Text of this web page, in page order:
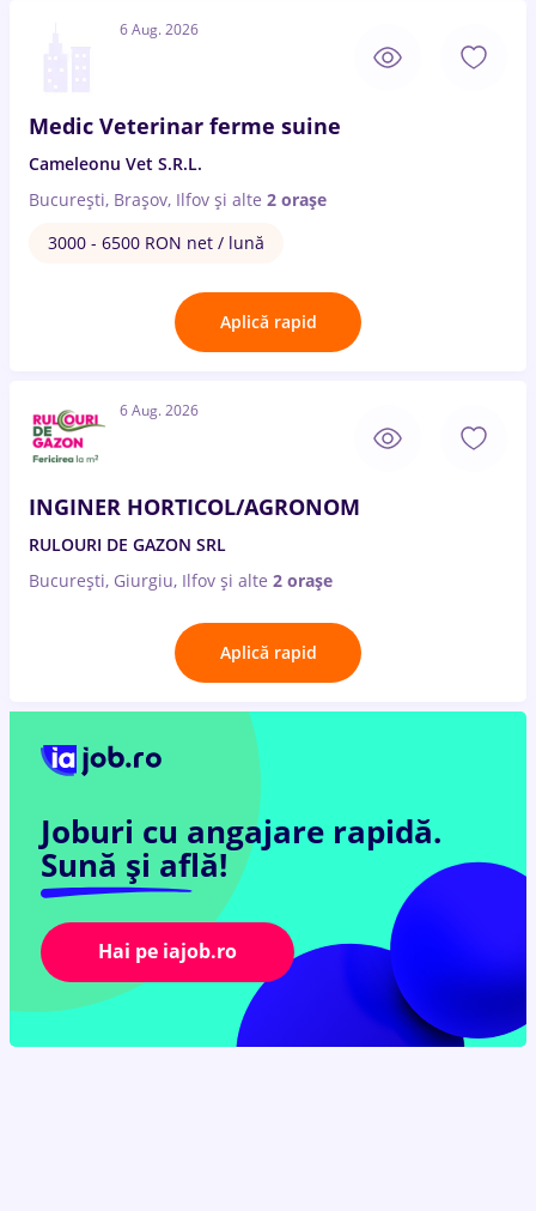
6 Aug. 2026
Medic Veterinar ferme suine
Cameleonu Vet S.R.L.
București, Brașov, Ilfov și alte 2 orașe
3000 - 6500 RON net / lună
Aplică rapid
6 Aug. 2026
INGINER HORTICOL/AGRONOM
RULOURI DE GAZON SRL
București, Giurgiu, Ilfov și alte 2 orașe
Aplică rapid
Joburi cu angajare rapidă.
Sună și află!
Hai pe iajob.ro